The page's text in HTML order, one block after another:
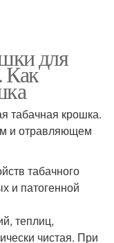
для
Как
табачная крошка.
и отравляющем
табачного
и патогенной
теплиц,
чистая. При